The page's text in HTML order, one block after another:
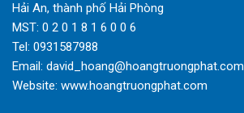
Hải An, thành phố Hải Phòng
MST: 0 2 0 1 8 1 6 0 0 6
Tel: 0931587988
Email: david_hoang@hoangtruongphat.com
Website: www.hoangtruongphat.com